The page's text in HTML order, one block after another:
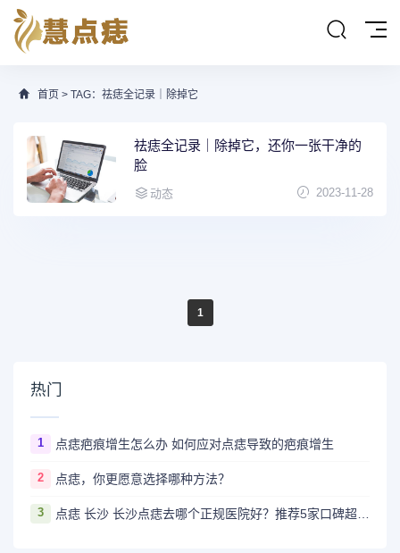
首页 > TAG：祛痣全记录｜除掉它
祛痣全记录｜除掉它，还你一张干净的
脸
动态 2023-11-28
1
热门
1 点痣疤痕增生怎么办 如何应对点痣导致的疤痕增生
2 点痣，你更愿意选择哪种方法？
3 点痣 长沙 长沙点痣去哪个正规医院好？推荐5家口碑超棒且价格实惠的好医院